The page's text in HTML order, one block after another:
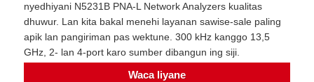
nyedhiyani N5231B PNA-L Network Analyzers kualitas
dhuwur. Lan kita bakal menehi layanan sawise-sale paling
apik lan pangiriman pas wektune. 300 kHz kanggo 13,5
GHz, 2- lan 4-port karo sumber dibangun ing siji.
Waca liyane